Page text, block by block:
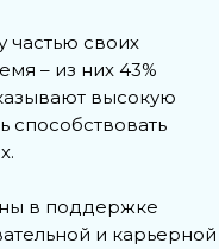
частью своих
– из них 43%
высокую
способствовать
в поддержке
и карьерной